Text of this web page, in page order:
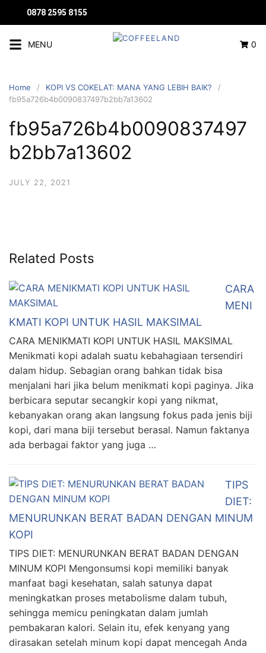
0878 2595 8155
MENU 0
Home
KOPI VS COKELAT: MANA YANG LEBIH BAIK?
fb95a726b4b0090837497b2bb7a13602
fb95a726b4b0090837497
b2bb7a13602
JULY 22, 2021
Related Posts
CARA
MENI
KMATI KOPI UNTUK HASIL MAKSIMAL
CARA MENIKMATI KOPI UNTUK HASIL MAKSIMAL
Menikmati kopi adalah suatu kebahagiaan tersendiri
dalam hidup. Sebagian orang bahkan tidak bisa
menjalani hari jika belum menikmati kopi paginya. Jika
berbicara seputar secangkir kopi yang nikmat,
kebanyakan orang akan langsung fokus pada jenis biji
kopi, dari mana biji tersebut berasal. Namun faktanya
ada berbagai faktor yang juga …
TIPS
DIET:
MENURUNKAN BERAT BADAN DENGAN MINUM
KOPI
TIPS DIET: MENURUNKAN BERAT BADAN DENGAN
MINUM KOPI Mengonsumsi kopi memiliki banyak
manfaat bagi kesehatan, salah satunya dapat
meningkatkan proses metabolisme dalam tubuh,
sehingga memicu peningkatan dalam jumlah
pembakaran kalori. Selain itu, efek kenyang yang
dirasakan setelah minum kopi dapat mencegah Anda